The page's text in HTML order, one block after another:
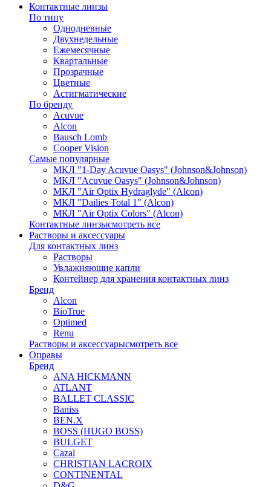
Контактные линзы
По типу
Однодневные
Двухнедельные
Ежемесячные
Квартальные
Прозрачные
Цветные
Астигматические
По бренду
Acuvue
Alcon
Bausch Lomb
Cooper Vision
Самые популярные
МКЛ "1-Day Acuvue Oasys" (Johnson&Johnson)
МКЛ "Acuvue Oasys" (Johnson&Johnson)
МКЛ "Air Optix Hydraglyde" (Alcon)
МКЛ "Dailies Total 1" (Alcon)
МКЛ "Air Optix Colors" (Alcon)
Контактные линзысмотреть все
Растворы и аксессуары
Для контактных линз
Растворы
Увлажняющие капли
Контейнер для хранения контактных линз
Бренд
Alcon
BioTrue
Optimed
Renu
Растворы и аксессуарысмотреть все
Оправы
Бренд
ANA HICKMANN
ATLANT
BALLET CLASSIC
Baniss
BEN.X
BOSS (HUGO BOSS)
BULGET
Cazal
CHRISTIAN LACROIX
CONTINENTAL